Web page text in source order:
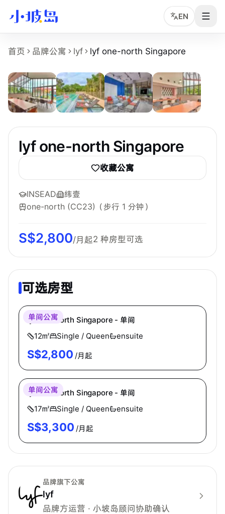
EN
lyf one-north Singapore 房源页事实摘要
物业名称：lyf one-north Singapore。
品牌或运营方：lyf，小坡岛中文顾问协助确认。
所在区域：one-north。
附近地铁：one-north (CC23)，步行约 1 分钟。
参考起租价：S$2,800 /月起，最终以实时房型库存为准。
最短租期：1 个月。
可选房型：Studio。
附近学校：INSEAD、ESSEC、NUS。
主要配置：Swimming Pool、Fitness Area、Social
首页 品牌公寓 lyf lyf one-north Singapore
lyf one-north Singapore
收藏公寓
INSEAD
纬壹
one-north (CC23) （步行 1 分钟）
S$2,800/月起2 种房型可选
可选房型
单间公寓
lyf one-north Singapore - 单间
12㎡ Single / Queen ensuite
S$2,800 /月起
单间公寓
lyf one-north Singapore - 单间
17㎡ Single / Queen ensuite
S$3,300 /月起
品牌旗下公寓
lyf
品牌方运营 · 小坡岛顾问协助确认